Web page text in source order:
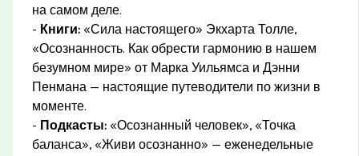
на самом деле.
- Книги: «Сила настоящего» Экхарта Толле,
«Осознанность. Как обрести гармонию в нашем
безумном мире» от Марка Уильямса и Дэнни
Пенмана — настоящие путеводители по жизни в
моменте.
- Подкасты: «Осознанный человек», «Точка
баланса», «Живи осознанно» — еженедельные